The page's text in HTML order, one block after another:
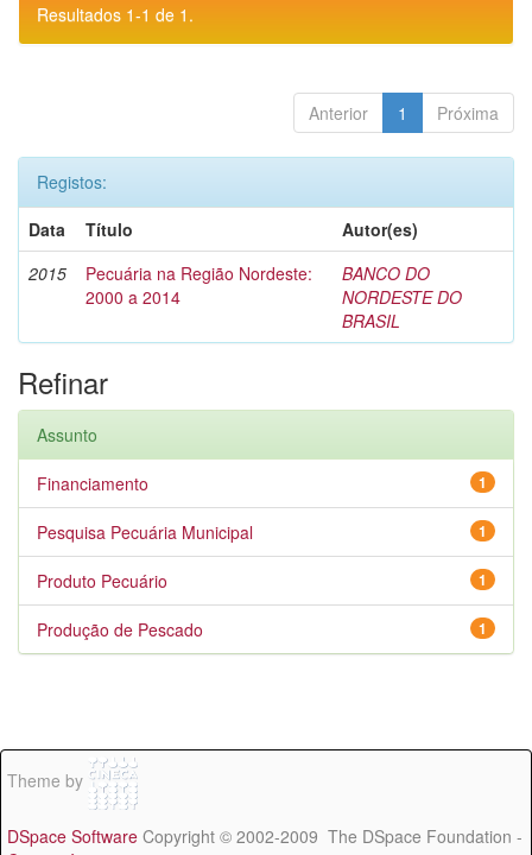
Resultados 1-1 de 1.
Anterior 1 Próxima
Registos:
Data
Título
Autor(es)
2015
Pecuária na Região Nordeste:
2000 a 2014
BANCO DO
NORDESTE DO
BRASIL
Refinar
Assunto
1
Financiamento
1
Pesquisa Pecuária Municipal
1
Produto Pecuário
1
Produção de Pescado
Theme by
DSpace Software Copyright © 2002-2009 The DSpace Foundation -